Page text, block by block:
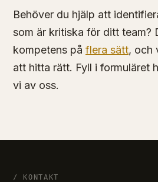
Behöver du hjälp att
som är kritiska för ditt team?
kompetens på flera sätt, och
att hitta rätt. Fyll i formuläret
vi av oss.
/ KONTAKT